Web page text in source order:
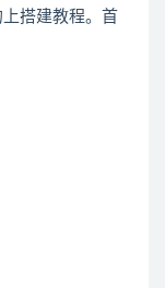
搭建教程。首